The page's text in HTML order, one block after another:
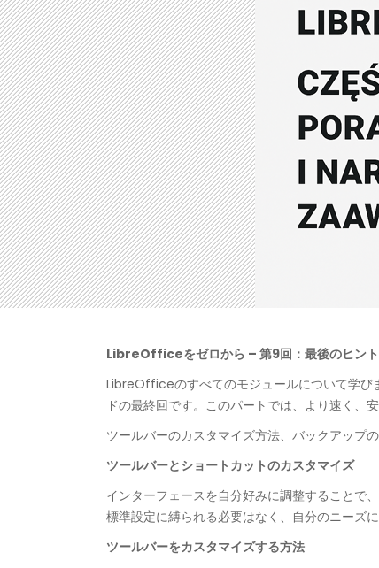
LibreOfficeをゼロから – 第9回：最後のヒン
LibreOfficeのすべてのモジュールについて学
ドの最終回です。このパートでは、より速く、
ツールバーのカスタマイズ方法、バックアップ
ツールバーとショートカットのカスタマイズ
インターフェースを自分好みに調整することで
標準設定に縛られる必要はなく、自分のニーズ
ツールバーをカスタマイズする方法